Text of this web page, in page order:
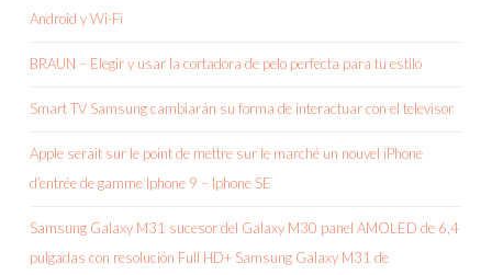
Android y Wi-Fi
BRAUN – Elegir y usar la cortadora de pelo perfecta para tu estilo
Smart TV Samsung cambiarán su forma de interactuar con el televisor
Apple serait sur le point de mettre sur le marché un nouvel iPhone
d’entrée de gamme Iphone 9 – Iphone SE
Samsung Galaxy M31 sucesor del Galaxy M30 panel AMOLED de 6,4
pulgadas con resolución Full HD+ Samsung Galaxy M31 de